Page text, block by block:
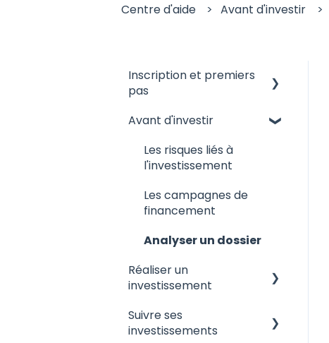
Centre d'aide Avant d'investir
Inscription et premiers
pas
Devenir Membre
Questions générales
A propos d'Anaxago
Avant d'investir
Les risques liés à
l'investissement
Les campagnes de
financement
Analyser un dossier
Réaliser un
investissement
Les honoraires
appliqués par Anaxago
Suivre ses
investissements